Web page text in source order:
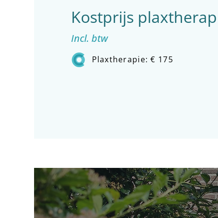
Kostprijs
Incl. btw
Plaxtherapie: € 175